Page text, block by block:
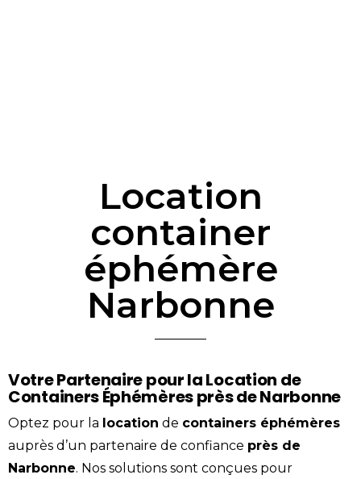
Location
container
éphémère
Narbonne
Votre Partenaire pour la Location de
Containers Éphémères près de Narbonne
Optez pour la location de containers éphémères
auprès d’un partenaire de confiance près de
Narbonne. Nos solutions sont conçues pour